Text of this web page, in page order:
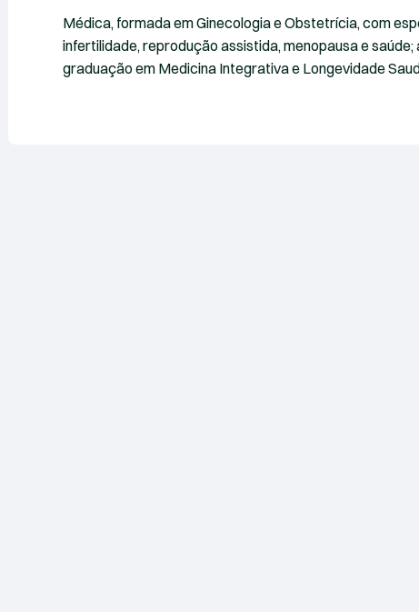
Médica, formada em Ginecologia e Obstetrícia, com
infertilidade, reprodução assistida, menopausa e saúde;
graduação em Medicina Integrativa e Longevidade